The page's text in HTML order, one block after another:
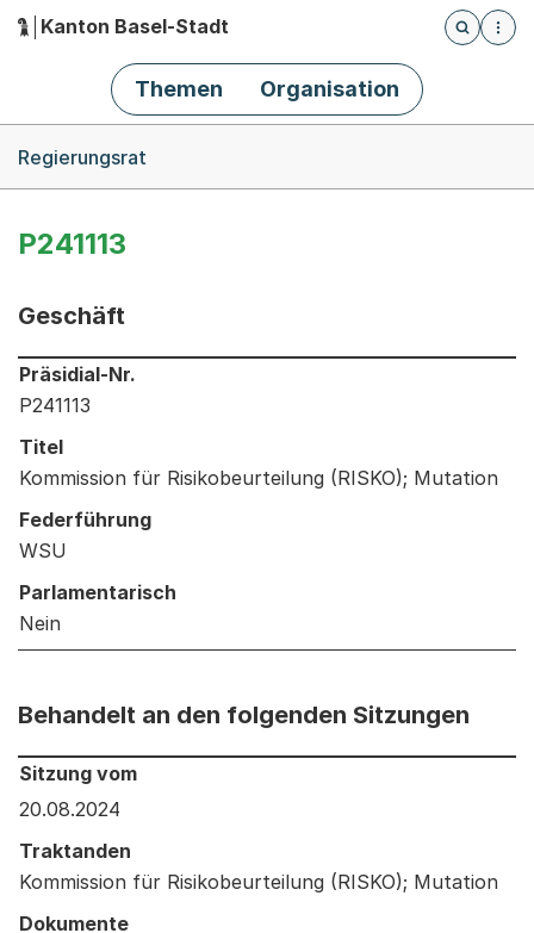
Hauptnavigation
Kanton Basel-Stadt
Öffnet
Themen Organisation
Regierungsrat
P241113
Geschäft
Informationen zum Ausgewählten Geschäft
Präsidial-Nr.
P241113
Titel
Kommission für Risikobeurteilung (RISKO); Mutation
Federführung
WSU
Parlamentarisch
Nein
Behandelt an den folgenden Sitzungen
Behandelt an den folgenden Sitzungen: Informationen
Sitzung vom
20.08.2024
Traktanden
Kommission für Risikobeurteilung (RISKO); Mutation
Dokumente